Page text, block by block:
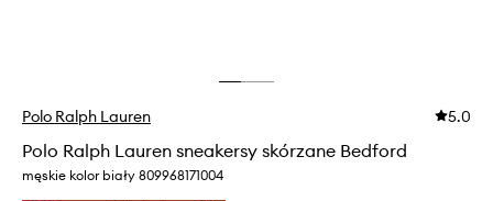
Polo Ralph Lauren 5.0
Polo Ralph Lauren sneakersy skórzane Bedford
męskie kolor biały 809968171004